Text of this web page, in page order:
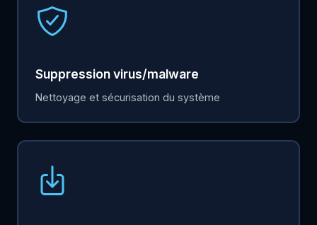
Suppression virus/malware
Nettoyage et sécurisation du système